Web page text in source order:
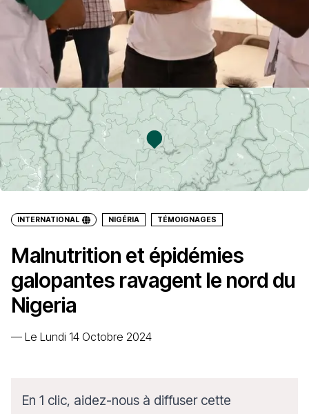
INTERNATIONAL NIGÉRIA TÉMOIGNAGES
Malnutrition et épidémies
galopantes ravagent le nord du
Nigeria
— Le Lundi 14 Octobre 2024
En 1 clic, aidez-nous à diffuser cette